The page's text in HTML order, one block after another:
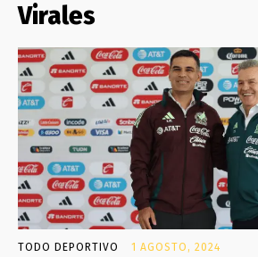
Virales
TODO DEPORTIVO 1 AGOSTO, 2024